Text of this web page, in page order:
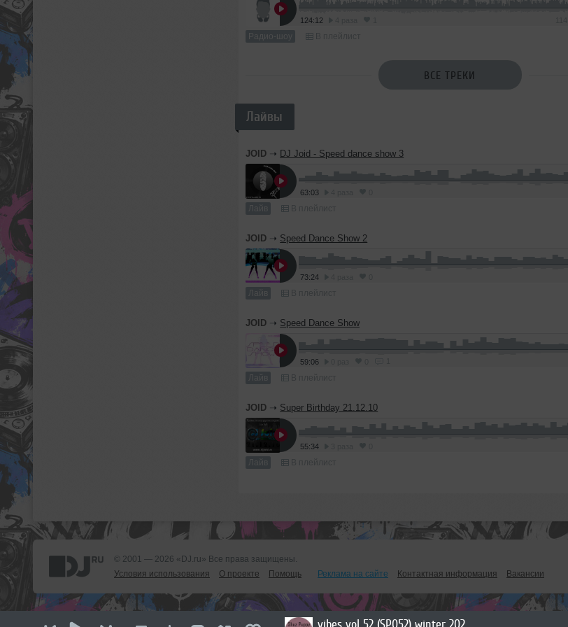
124:12
Радио-шоу В плейлист
ВСЕ ТРЕКИ
Лайвы
JOID ➝ DJ Joid - Speed dance show 3
63:03
Лайв В плейлист
JOID ➝ Speed Dance Show 2
73:24
Лайв В плейлист
JOID ➝ Speed Dance Show
59:06
Лайв В плейлист
JOID ➝ Super Birthday 21.12.10
55:34
Лайв В плейлист
© 2001 — 2026 «DJ.ru» Все права защищены.
Условия использования
О проекте Помощь Реклама на сайте Контактная информация Вакансии